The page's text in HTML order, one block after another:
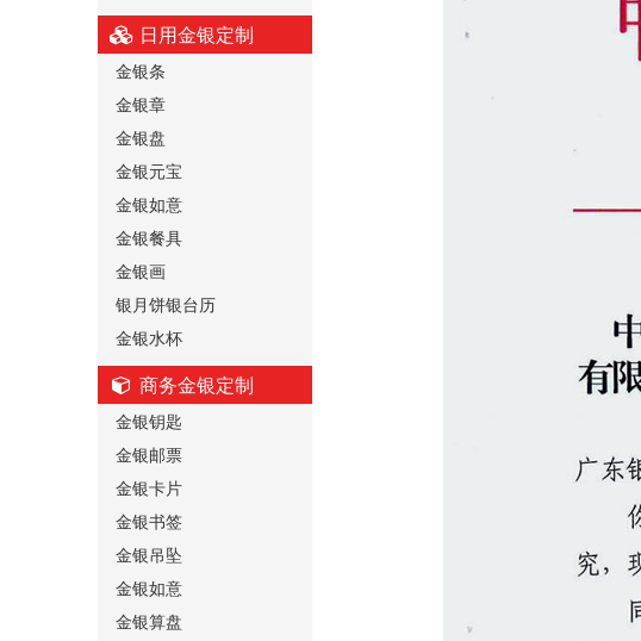
日用金银定制
金银条
金银章
金银盘
金银元宝
金银如意
金银餐具
金银画
银月饼银台历
金银水杯
商务金银定制
金银钥匙
金银邮票
金银卡片
金银书签
金银吊坠
金银如意
金银算盘